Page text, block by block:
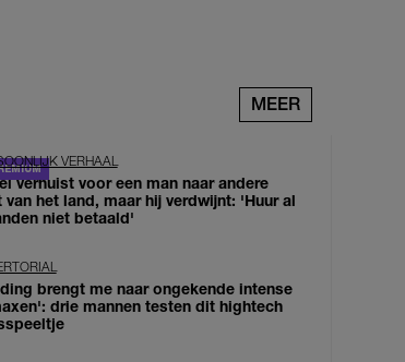
MEER
VERHAAL
verhuist voor een man naar andere
van het land, maar hij verdwijnt: 'Huur al
niet betaald'
brengt me naar ongekende intense
drie mannen testen dit hightech